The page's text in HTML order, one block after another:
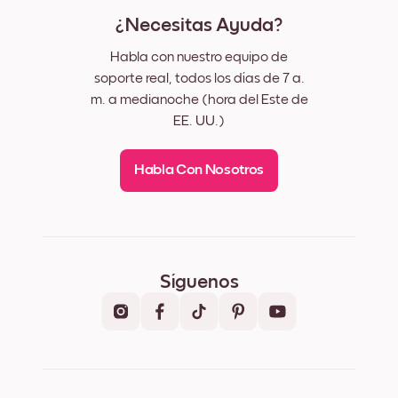
¿Necesitas Ayuda?
Habla con nuestro equipo de
soporte real, todos los días de 7 a.
m. a medianoche (hora del Este de
EE. UU.)
Habla Con Nosotros
Síguenos